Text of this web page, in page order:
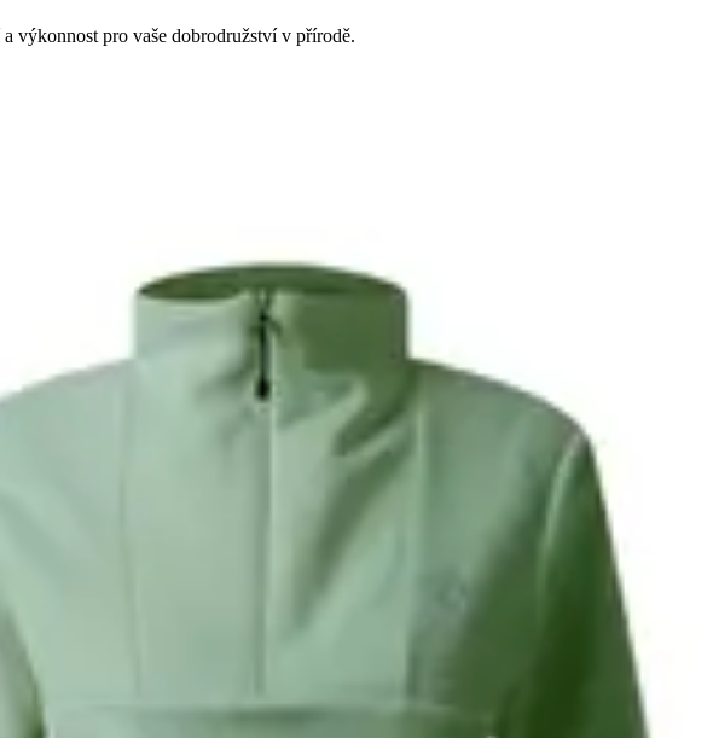
výkonnost pro vaše dobrodružství v přírodě.